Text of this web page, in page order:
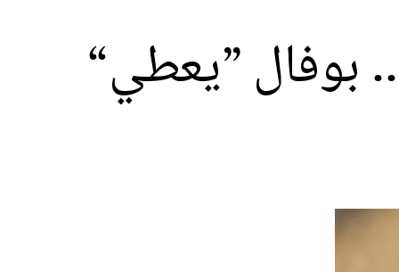
بوفال ”يعطي“